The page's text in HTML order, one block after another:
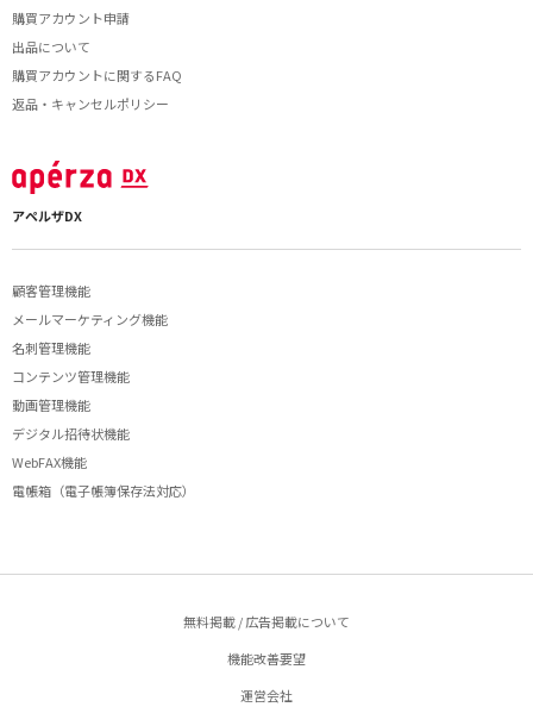
購買アカウント申請
出品について
購買アカウントに関するFAQ
返品・キャンセルポリシー
アペルザDX
顧客管理機能
メールマーケティング機能
名刺管理機能
コンテンツ管理機能
動画管理機能
デジタル招待状機能
WebFAX機能
電帳箱（電子帳簿保存法対応）
無料掲載 / 広告掲載について
機能改善要望
運営会社